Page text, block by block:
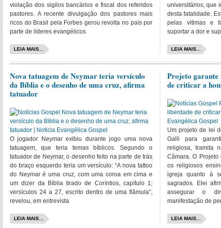
violação dos sigilos bancários e fiscal dos referidos
pastores. A recente divulgação dos pastores mais
ricos do Brasil pela Forbes gerou revolta no país por
parte de líderes evangélicos
LEIA MAIS...
universitários, que
desta fatalidade.
pelas vitimas e
suportar a dor e
LEIA MAIS...
Nova tatuagem de Neymar teria versículo
da Bíblia e o desenho de uma cruz, afirma
tatuador
O jogador Neymar exibiu durante jogo uma nova
tatuagem, que teria temas bíblicos. Segundo o
tatuador de Neymar, o desenho feito na parte de trás
do braço esquerdo teria um versículo: “A nova tattoo
do Neymar é uma cruz, com uma coroa em cima e
um dizer da Bíblia tirado de Coríntios, capítulo 1;
versículos 24 a 27, escrito dentro de uma flâmula”,
revelou, em entrevista
LEIA MAIS...
Projeto
de criticar a
Um projeto de lei
Galli para
religiosa, tramita
Câmara. O
os religiosos
igreja quanto à
sagrados. Elei
assegurar o
manifestação de
LEIA MAIS...